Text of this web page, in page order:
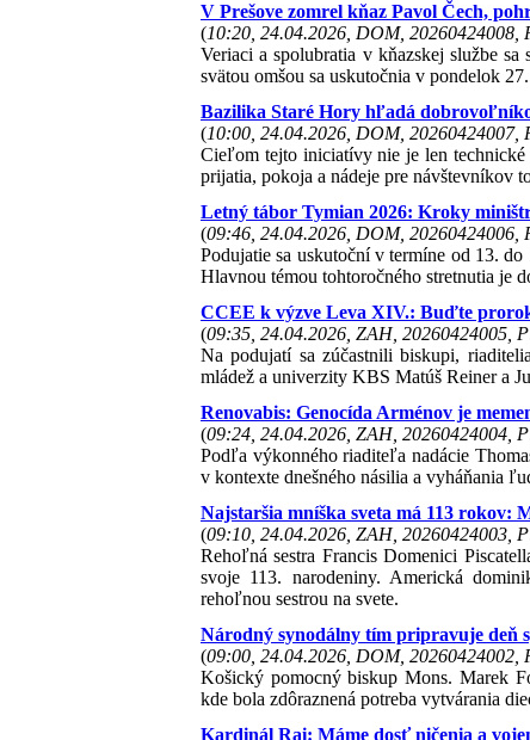
V Prešove zomrel kňaz Pavol Čech,
(10:20, 24.04.2026, DOM, 20260424008,
Veriaci a spolubratia v kňazskej službe
svätou omšou sa uskutočnia v pondelok
Bazilika Staré Hory hľadá
(10:00, 24.04.2026, DOM, 20260424007,
Cieľom tejto iniciatívy nie je len technické
prijatia, pokoja a nádeje pre návštevníkov
Letný tábor Tymian 2026: Kroky
(09:46, 24.04.2026, DOM, 20260424006,
Podujatie sa uskutoční v termíne od 13.
Hlavnou témou tohtoročného stretnutia je
CCEE k výzve Leva XIV.: Buďte
(09:35, 24.04.2026, ZAH, 20260424005,
Na podujatí sa zúčastnili biskupi,
mládež a univerzity KBS Matúš Reiner a
Renovabis: Genocída Arménov je
(09:24, 24.04.2026, ZAH, 20260424004,
Podľa výkonného riaditeľa nadácie
v kontexte dnešného násilia a vyháňania
Najstaršia mníška sveta má 113 rokov:
(09:10, 24.04.2026, ZAH, 20260424003,
Rehoľná sestra Francis Domenici
svoje 113. narodeniny. Americká
rehoľnou sestrou na svete.
Národný synodálny tím pripravuje deň
(09:00, 24.04.2026, DOM, 20260424002,
Košický pomocný biskup Mons. Marek
kde bola zdôraznená potreba vytvárania
Kardinál Rai: Máme dosť ničenia a